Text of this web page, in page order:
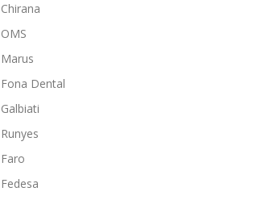
Chirana
OMS
Marus
Fona Dental
Galbiati
Runyes
Faro
Fedesa